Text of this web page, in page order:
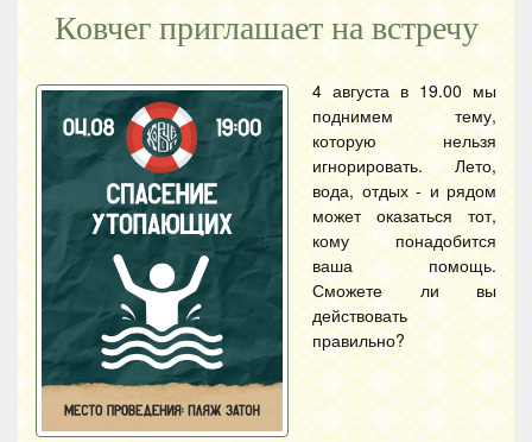
Ковчег приглашает на встречу
4 августа в 19.00 мы
поднимем тему,
которую нельзя
игнорировать. Лето,
вода, отдых - и рядом
может оказаться тот,
кому понадобится
ваша помощь.
Сможете ли вы
действовать
правильно?